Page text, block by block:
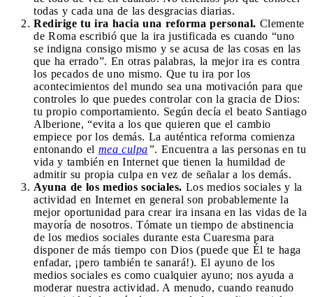
todas y cada una de las desgracias diarias.
Redirige tu ira hacia una reforma personal. Clemente
de Roma escribió que la ira justificada es cuando “uno
se indigna consigo mismo y se acusa de las cosas en las
que ha errado”. En otras palabras, la mejor ira es contra
los pecados de uno mismo. Que tu ira por los
acontecimientos del mundo sea una motivación para que
controles lo que puedes controlar con la gracia de Dios:
tu propio comportamiento. Según decía el beato Santiago
Alberione, “evita a los que quieren que el cambio
empiece por los demás. La auténtica reforma comienza
entonando el mea culpa”. Encuentra a las personas en tu
vida y también en Internet que tienen la humildad de
admitir su propia culpa en vez de señalar a los demás.
Ayuna de los medios sociales. Los medios sociales y la
actividad en Internet en general son probablemente la
mejor oportunidad para crear ira insana en las vidas de la
mayoría de nosotros. Tómate un tiempo de abstinencia
de los medios sociales durante esta Cuaresma para
disponer de más tiempo con Dios (puede que Él te haga
enfadar, ¡pero también te sanará!). El ayuno de los
medios sociales es como cualquier ayuno; nos ayuda a
moderar nuestra actividad. A menudo, cuando reanudo